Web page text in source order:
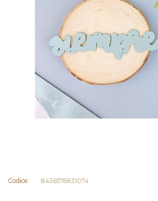
Codice: 8436578831074